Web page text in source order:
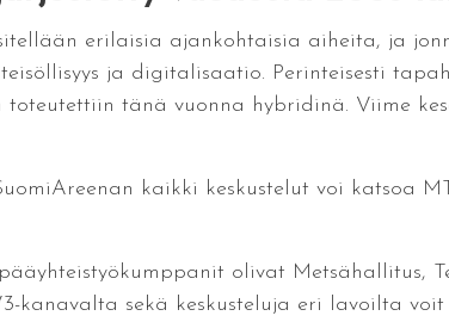
erilaisia ajankohtaisia aiheita, ja
ja digitalisaatio. Perinteisesti
tänä vuonna hybridinä. Viime
kaikki keskustelut voi katsoa
olivat Metsähallitus,
kanavalta sekä keskusteluja eri lavoilta voit